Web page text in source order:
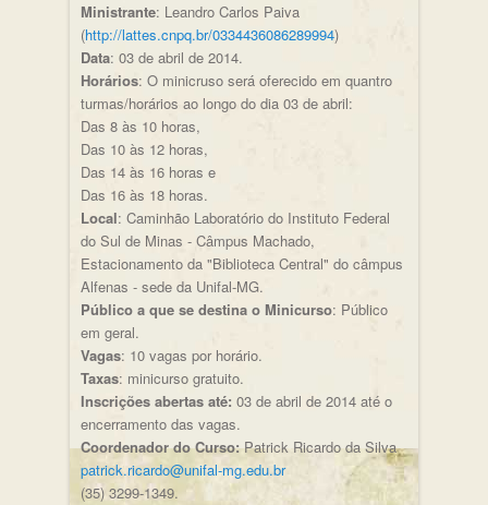
Ministrante: Leandro Carlos Paiva
(http://lattes.cnpq.br/0334436086289994)
Data: 03 de abril de 2014.
Horários: O minicruso será oferecido em quantro
turmas/horários ao longo do dia 03 de abril:
Das 8 às 10 horas,
Das 10 às 12 horas,
Das 14 às 16 horas e
Das 16 às 18 horas.
Local: Caminhão Laboratório do Instituto Federal
do Sul de Minas - Câmpus Machado,
Estacionamento da "Biblioteca Central" do câmpus
Alfenas - sede da Unifal-MG.
Público a que se destina o Minicurso: Público
em geral.
Vagas: 10 vagas por horário.
Taxas: minicurso gratuito.
Inscrições abertas até: 03 de abril de 2014 até o
encerramento das vagas.
Coordenador do Curso:Patrick Ricardo da Silva
patrick.ricardo@unifal-mg.edu.br
(35) 3299-1349.